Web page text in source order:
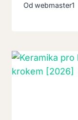
Od webmaster1